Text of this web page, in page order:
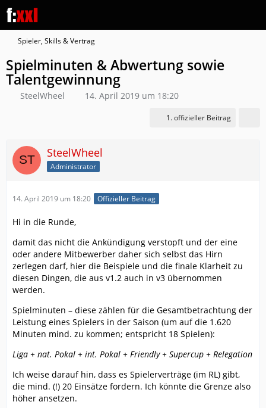
Spieler, Skills & Vertrag
Spielminuten & Abwertung sowie
Talentgewinnung
SteelWheel 14. April 2019 um 18:20
1. offizieller Beitrag
SteelWheel
Administrator
14. April 2019 um 18:20 Offizieller Beitrag
Hi in die Runde,
damit das nicht die Ankündigung verstopft und der eine
oder andere Mitbewerber daher sich selbst das Hirn
zerlegen darf, hier die Beispiele und die finale Klarheit zu
diesen Dingen, die aus v1.2 auch in v3 übernommen
werden.
Spielminuten – diese zählen für die Gesamtbetrachtung der
Leistung eines Spielers in der Saison (um auf die 1.620
Minuten mind. zu kommen; entspricht 18 Spielen):
Liga + nat. Pokal + int. Pokal + Friendly + Supercup + Relegation
Ich weise darauf hin, dass es Spielerverträge (im RL) gibt,
die mind. (!) 20 Einsätze fordern. Ich könnte die Grenze also
höher ansetzen.